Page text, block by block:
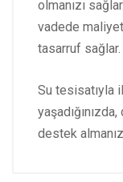
olmanızı
vadede
tasarruf sağlar.
Su tesisatıyla
destek